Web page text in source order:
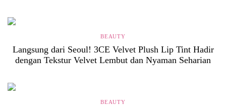
BEAUTY
Langsung dari Seoul! 3CE Velvet Plush Lip Tint Hadir
dengan Tekstur Velvet Lembut dan Nyaman Seharian
BEAUTY